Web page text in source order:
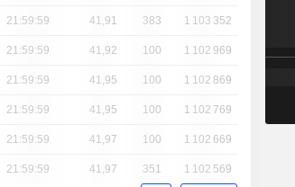
21:59:59 41,91 383 1 103 352
21:59:59 41,92 100 1 102 969
21:59:59 41,95 100 1 102 869
21:59:59 41,95 100 1 102 769
21:59:59 41,97 100 1 102 669
21:59:59 41,97 351 1 102 569